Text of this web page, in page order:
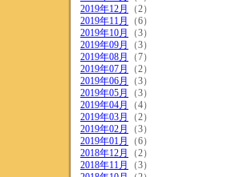
2019年12月
（2）
2019年11月
（6）
2019年10月
（3）
2019年09月
（3）
2019年08月
（7）
2019年07月
（2）
2019年06月
（3）
2019年05月
（3）
2019年04月
（4）
2019年03月
（2）
2019年02月
（3）
2019年01月
（6）
2018年12月
（2）
2018年11月
（3）